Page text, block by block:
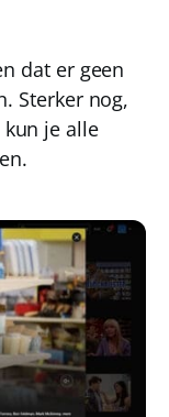
dat er geen
Sterker nog,
kun je alle